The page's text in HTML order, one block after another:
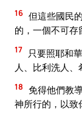
16 但這些國民
的，一個不可存
17
只要照耶和
人、比利洗人、
18 免得他們教
神所行的，以致